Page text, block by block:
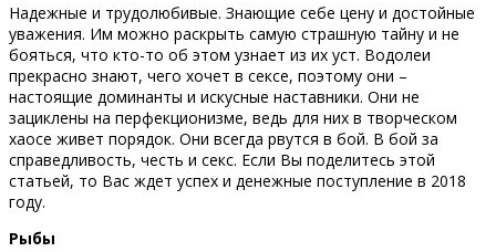
Надежные и трудолюбивые. Знающие себе цену и достойные
уважения. Им можно раскрыть самую страшную тайну и не
бояться, что кто-то об этом узнает из их уст. Водолеи
прекрасно знают, чего хочет в сексе, поэтому они –
настоящие доминанты и искусные наставники. Они не
зациклены на перфекционизме, ведь для них в творческом
хаосе живет порядок. Они всегда рвутся в бой. В бой за
справедливость, честь и секс. Если Вы поделитесь этой
статьей, то Вас ждет успех и денежные поступление в 2018
году.
Рыбы